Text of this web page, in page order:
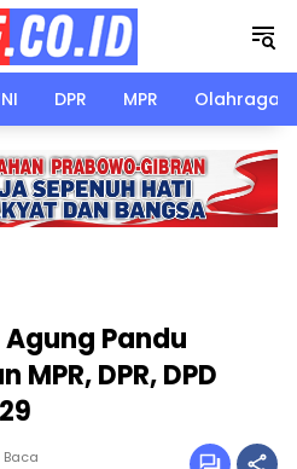
DPR MPR Olahraga
Pandu
DPR, DPD
Baca